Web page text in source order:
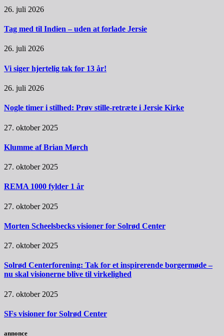
26. juli 2026
Tag med til Indien – uden at forlade Jersie
26. juli 2026
Vi siger hjertelig tak for 13 år!
26. juli 2026
Nogle timer i stilhed: Prøv stille-retræte i Jersie Kirke
27. oktober 2025
Klumme af Brian Mørch
27. oktober 2025
REMA 1000 fylder 1 år
27. oktober 2025
Morten Scheelsbecks visioner for Solrød Center
27. oktober 2025
Solrød Centerforening: Tak for et inspirerende borgermøde –
nu skal visionerne blive til virkelighed
27. oktober 2025
SFs visioner for Solrød Center
annonce